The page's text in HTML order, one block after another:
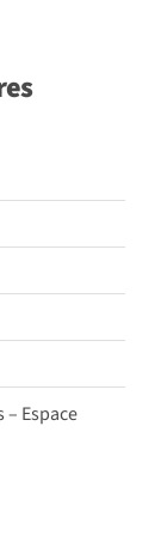
– Espace